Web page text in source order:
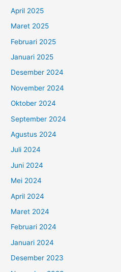
April 2025
Maret 2025
Februari 2025
Januari 2025
Desember 2024
November 2024
Oktober 2024
September 2024
Agustus 2024
Juli 2024
Juni 2024
Mei 2024
April 2024
Maret 2024
Februari 2024
Januari 2024
Desember 2023